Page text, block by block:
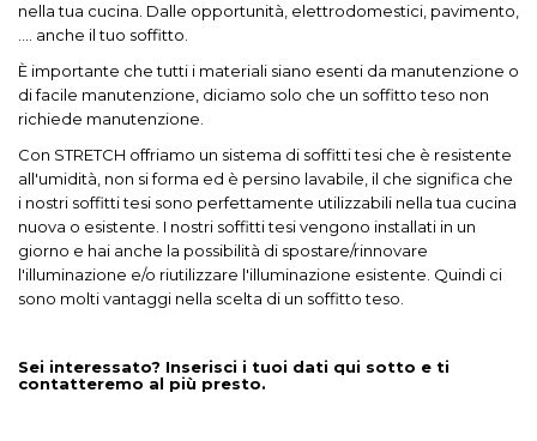
nella tua cucina. Dalle opportunità, elettrodomestici, pavimento,
.... anche il tuo soffitto.
È importante che tutti i materiali siano esenti da manutenzione o
di facile manutenzione, diciamo solo che un soffitto teso non
richiede manutenzione.
Con STRETCH offriamo un sistema di soffitti tesi che è resistente
all'umidità, non si forma ed è persino lavabile, il che significa che
i nostri soffitti tesi sono perfettamente utilizzabili nella tua cucina
nuova o esistente. I nostri soffitti tesi vengono installati in un
giorno e hai anche la possibilità di spostare/rinnovare
l'illuminazione e/o riutilizzare l'illuminazione esistente. Quindi ci
sono molti vantaggi nella scelta di un soffitto teso.
Sei interessato? Inserisci i tuoi dati qui sotto e ti
contatteremo al più presto.